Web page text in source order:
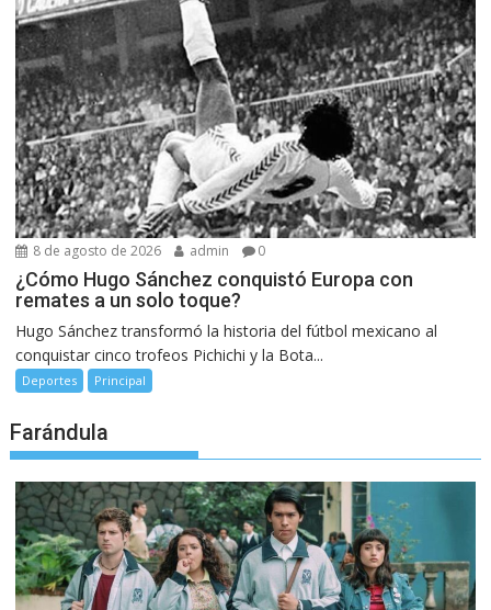
8 de agosto de 2026 admin 0
¿Cómo Hugo Sánchez conquistó Europa con
remates a un solo toque?
Hugo Sánchez transformó la historia del fútbol mexicano al
conquistar cinco trofeos Pichichi y la Bota...
Deportes Principal
Farándula